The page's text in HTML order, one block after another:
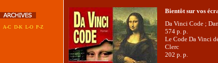
A-C D-K L-O P-Z
Bientôt sur vos
Da Vinci Code ;
574 p. p.
Le Code Da Vinci
Clerc
202 p. p.